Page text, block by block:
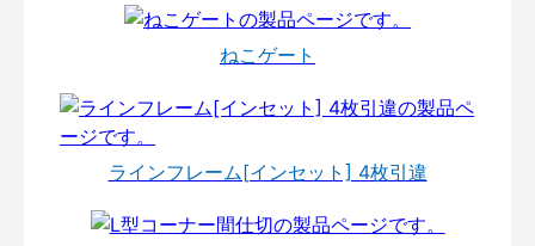
ねこゲート
ラインフレーム[インセット] 4枚引違